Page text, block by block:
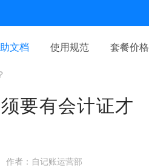
文档 使用规范 套餐价格
要有会计证才
作者：自记账运营部